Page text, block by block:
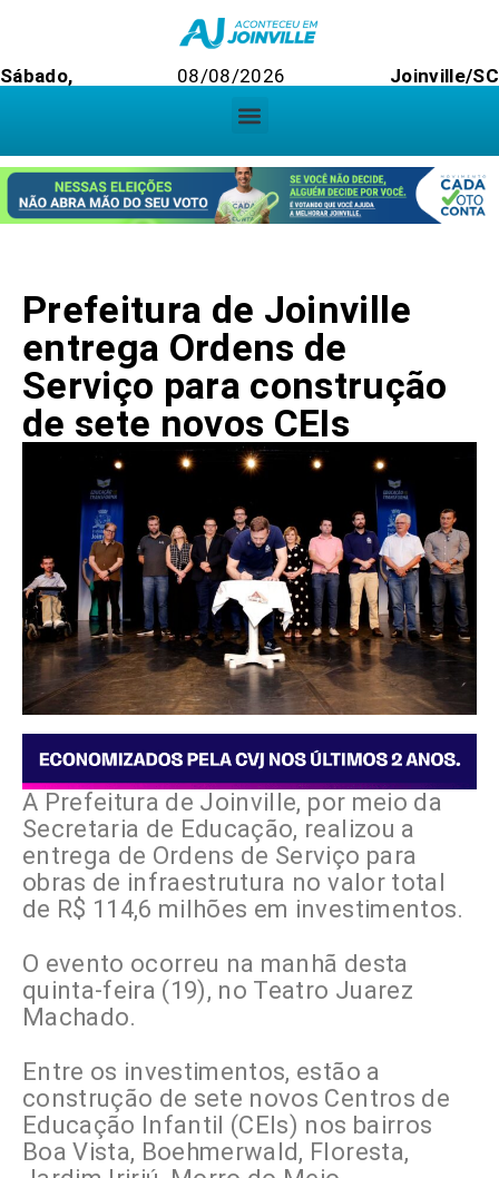
Sábado, 08/08/2026 Joinville/SC
Prefeitura de Joinville
entrega Ordens de
Serviço para construção
de sete novos CEIs
A Prefeitura de Joinville, por meio da
Secretaria de Educação, realizou a
entrega de Ordens de Serviço para
obras de infraestrutura no valor total
de R$ 114,6 milhões em investimentos.
O evento ocorreu na manhã desta
quinta-feira (19), no Teatro Juarez
Machado.
Entre os investimentos, estão a
construção de sete novos Centros de
Educação Infantil (CEIs) nos bairros
Boa Vista, Boehmerwald, Floresta,